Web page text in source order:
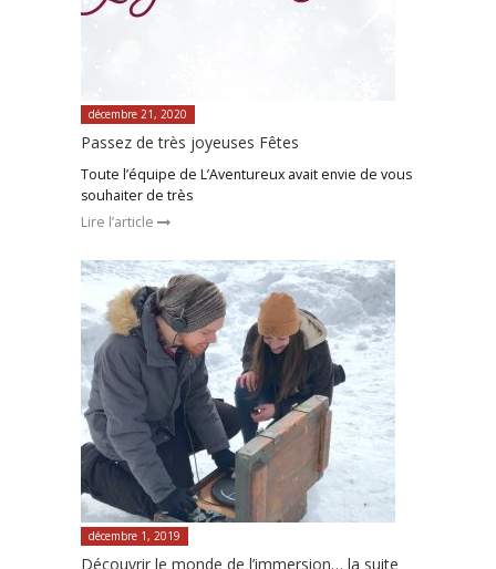
décembre 21, 2020
Passez de très joyeuses Fêtes
Toute l’équipe de L’Aventureux avait envie de vous
souhaiter de très
Lire l’article
décembre 1, 2019
Découvrir le monde de l’immersion… la suite